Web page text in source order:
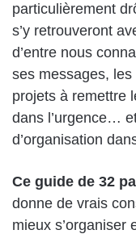
particulièrement
s’y retrouveront
d’entre nous
ses messages,
projets à remettre
dans l’urgence…
d’organisation
Ce guide de 32
donne de vrais
mieux s’organiser